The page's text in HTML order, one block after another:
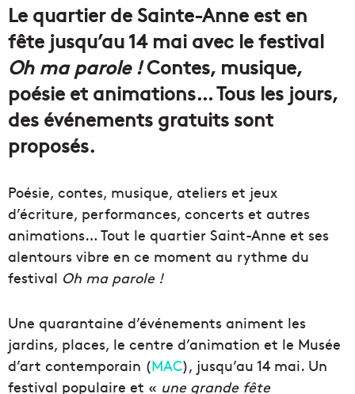
Le quartier de Sainte-Anne est en
fête jusqu’au 14 mai avec le festival
Oh ma parole !Contes, musique,
poésie et animations… Tous les jours,
des événements gratuits sont
proposés.
Poésie, contes, musique, ateliers et jeux
d’écriture, performances, concerts et autres
animations… Tout le quartier Saint-Anne et ses
alentours vibre en ce moment au rythme du
festival Oh ma parole !
Une quarantaine d’événements animent les
jardins, places, le centre d’animation et le Musée
d’art contemporain (MAC), jusqu’au 14 mai. Un
festival populaire et « une grande fête